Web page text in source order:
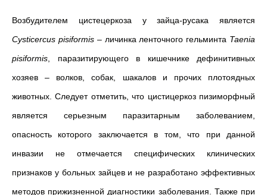
Возбудителем цистецеркоза у зайца-русака является
Cysticercus pisiformis– личинка ленточного гельминта Taenia
pisiformis , паразитирующего в кишечнике дефинитивных
хозяев – волков, собак, шакалов и прочих плотоядных
животных. Следует отметить, что цистицеркоз пизиморфный
является серьезным паразитарным заболеванием,
опасность которого заключается в том, что при данной
инвазии не отмечается специфических клинических
признаков у больных зайцев и не разработано эффективных
методов прижизненной диагностики заболевания. Также при